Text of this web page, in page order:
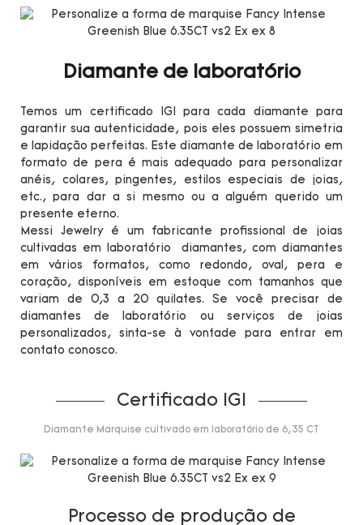
Diamante de laboratório
Temos um certificado IGI para cada diamante para
garantir sua autenticidade, pois eles possuem simetria
e lapidação perfeitas. Este diamante de laboratório em
formato de pera é mais adequado para personalizar
anéis, colares, pingentes, estilos especiais de joias,
etc., para dar a si mesmo ou a alguém querido um
presente eterno.
Messi Jewelry é um fabricante profissional de joias
cultivadas em laboratório diamantes, com diamantes
em vários formatos, como redondo, oval, pera e
coração, disponíveis em estoque com tamanhos que
variam de 0,3 a 20 quilates. Se você precisar de
diamantes de laboratório ou serviços de joias
personalizados, sinta-se à vontade para entrar em
contato conosco.
Certificado IGI
Diamante Marquise cultivado em laboratório de 6,35 CT
Processo de produção de